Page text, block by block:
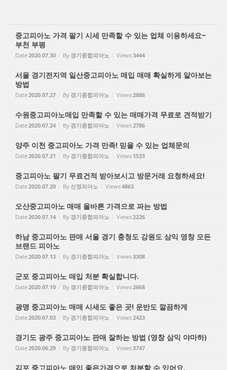
중고피아노 가격 팔기 시세 만족할 수 있는 업체 이용하세요~
부천 부평
Date2020.07.30 By 경기종합피아노 Views3444
서울 경기전지역 일산중고피아노 매입 매매 확실하게 알아보는
방법
Date2020.07.27 By 경기종합피아노 Views2886
수원중고피아노매입 만족할 수 있는 매매가격 무료로 견적받기
Date2020.07.24 By 경기종합피아노 Views2786
양주 이천 중고피아노 가격 만족! 믿을 수 있는 업체문의
Date2020.07.21 By 경기종합피아노 Views 1533
중고피아노 팔기 무료건적 받아보시고 방문거래 요청하세요!
Date2020.07.20 By 신영피아노 Views4863
오산중고피아노 매매 올바른 가격으로 파는 방법
Date2020.07.14 By 경기종합피아노 Views2226
하남 중고피아노 판매 서울 경기 충청도 강원도 삼익 영창 모든
브랜드 피아노
Date2020.07.13 By 경기종합피아노 Views3308
군포 중고피아노 매입 처분 확실합니다.
Date2020.07.10 By 경기종합피아노 Views2668
광명 중고피아노 매매 시세도 좋은 곳! 운반도 깔끔하게
Date2020.07.03 By 경기종합피아노 Views2423
경기도 광주 중고피아노 판매 잘하는 방법 (영창 삼익 야마하)
Date2020.06.29 By 경기종합피아노 Views3747
김포 중고피아노 매입 좋은가격으로 처분할 수 있어요.